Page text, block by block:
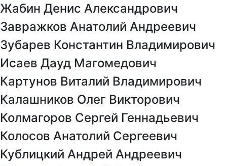
Жабин Денис Александрович
Завражков Анатолий Андреевич
Зубарев Константин Владимирович
Исаев Дауд Магомедович
Картунов Виталий Владимирович
Калашников Олег Викторович
Колмагоров Сергей Геннадьевич
Колосов Анатолий Сергеевич
Кублицкий Андрей Андреевич